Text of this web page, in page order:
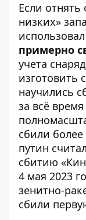
Если отнять
низких»
примерно
учета
изготовить
научились
за всё
сбили
путин
сбитию
4 мая 2023
зенитно-
сбили